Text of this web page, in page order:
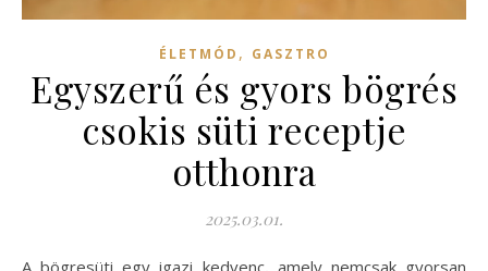
ÉLETMÓD , GASZTRO
Egyszerű és gyors bögrés
csokis süti receptje
otthonra
2025.03.01.
A bögresüti egy igazi kedvenc, amely nemcsak gyorsan